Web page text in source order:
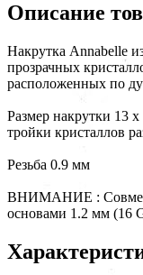
Описание
Накрутка Annabelle
прозрачных
расположенных по
Размер накрутки 13
тройки кристаллов
Резьба 0.9 мм
ВНИМАНИЕ :
основами 1.2 мм (16